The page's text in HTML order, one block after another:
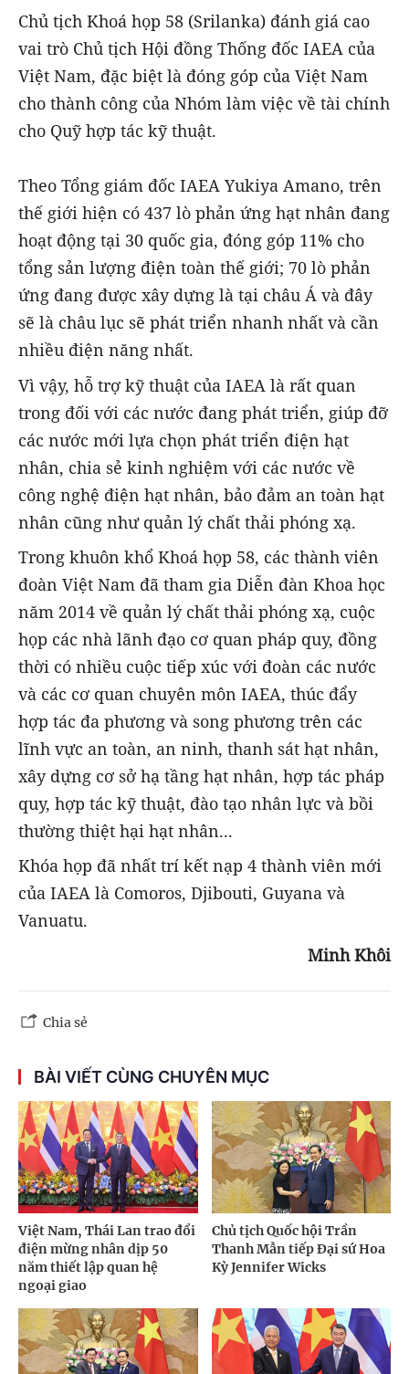
Chủ tịch Khoá họp 58 (Srilanka) đánh giá cao
vai trò Chủ tịch Hội đồng Thống đốc IAEA của
Việt Nam, đặc biệt là đóng góp của Việt Nam
cho thành công của Nhóm làm việc về tài chính
cho Quỹ hợp tác kỹ thuật.
Theo Tổng giám đốc IAEA Yukiya Amano, trên
thế giới hiện có 437 lò phản ứng hạt nhân đang
hoạt động tại 30 quốc gia, đóng góp 11% cho
tổng sản lượng điện toàn thế giới; 70 lò phản
ứng đang được xây dựng là tại châu Á và đây
sẽ là châu lục sẽ phát triển nhanh nhất và cần
nhiều điện năng nhất.
Vì vậy, hỗ trợ kỹ thuật của IAEA là rất quan
trong đối với các nước đang phát triển, giúp đỡ
các nước mới lựa chọn phát triển điện hạt
nhân, chia sẻ kinh nghiệm với các nước về
công nghệ điện hạt nhân, bảo đảm an toàn hạt
nhân cũng như quản lý chất thải phóng xạ.
Trong khuôn khổ Khoá họp 58, các thành viên
đoàn Việt Nam đã tham gia Diễn đàn Khoa học
năm 2014 về quản lý chất thải phóng xạ, cuộc
họp các nhà lãnh đạo cơ quan pháp quy, đồng
thời có nhiều cuộc tiếp xúc với đoàn các nước
và các cơ quan chuyên môn IAEA, thúc đẩy
hợp tác đa phương và song phương trên các
lĩnh vực an toàn, an ninh, thanh sát hạt nhân,
xây dựng cơ sở hạ tầng hạt nhân, hợp tác pháp
quy, hợp tác kỹ thuật, đào tạo nhân lực và bồi
thường thiệt hại hạt nhân...
Khóa họp đã nhất trí kết nạp 4 thành viên mới
của IAEA là Comoros, Djibouti, Guyana và
Vanuatu.
Minh Khôi
Chia sẻ
BÀI VIẾT CÙNG CHUYÊN MỤC
Việt Nam, Thái Lan trao đổi
điện mừng nhân dịp 50
năm thiết lập quan hệ
ngoại giao
Chủ tịch Quốc hội Trần
Thanh Mẫn tiếp Đại sứ Hoa
Kỳ Jennifer Wicks